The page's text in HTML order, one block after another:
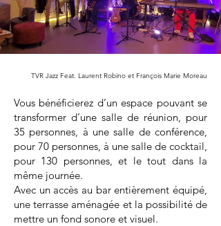
TVR Jazz Feat. Laurent Robino et François Marie Moreau
Vous bénéficierez d’un espace pouvant se
transformer d’une salle de réunion, pour
35 personnes, à une salle de conférence,
pour 70 personnes, à une salle de cocktail,
pour 130 personnes, et le tout dans la
même journée.
Avec un accès au bar entièrement équipé,
une terrasse aménagée et la possibilité de
mettre un fond sonore et visuel.